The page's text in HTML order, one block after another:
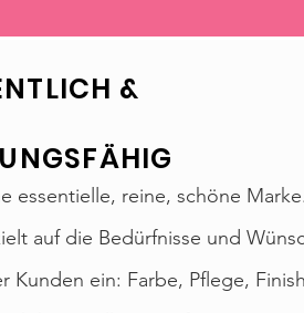
WESENTLICH &amp;
&
essentielle, reine, schöne
auf die Bedürfnisse und
Kunden ein: Farbe, Pflege,